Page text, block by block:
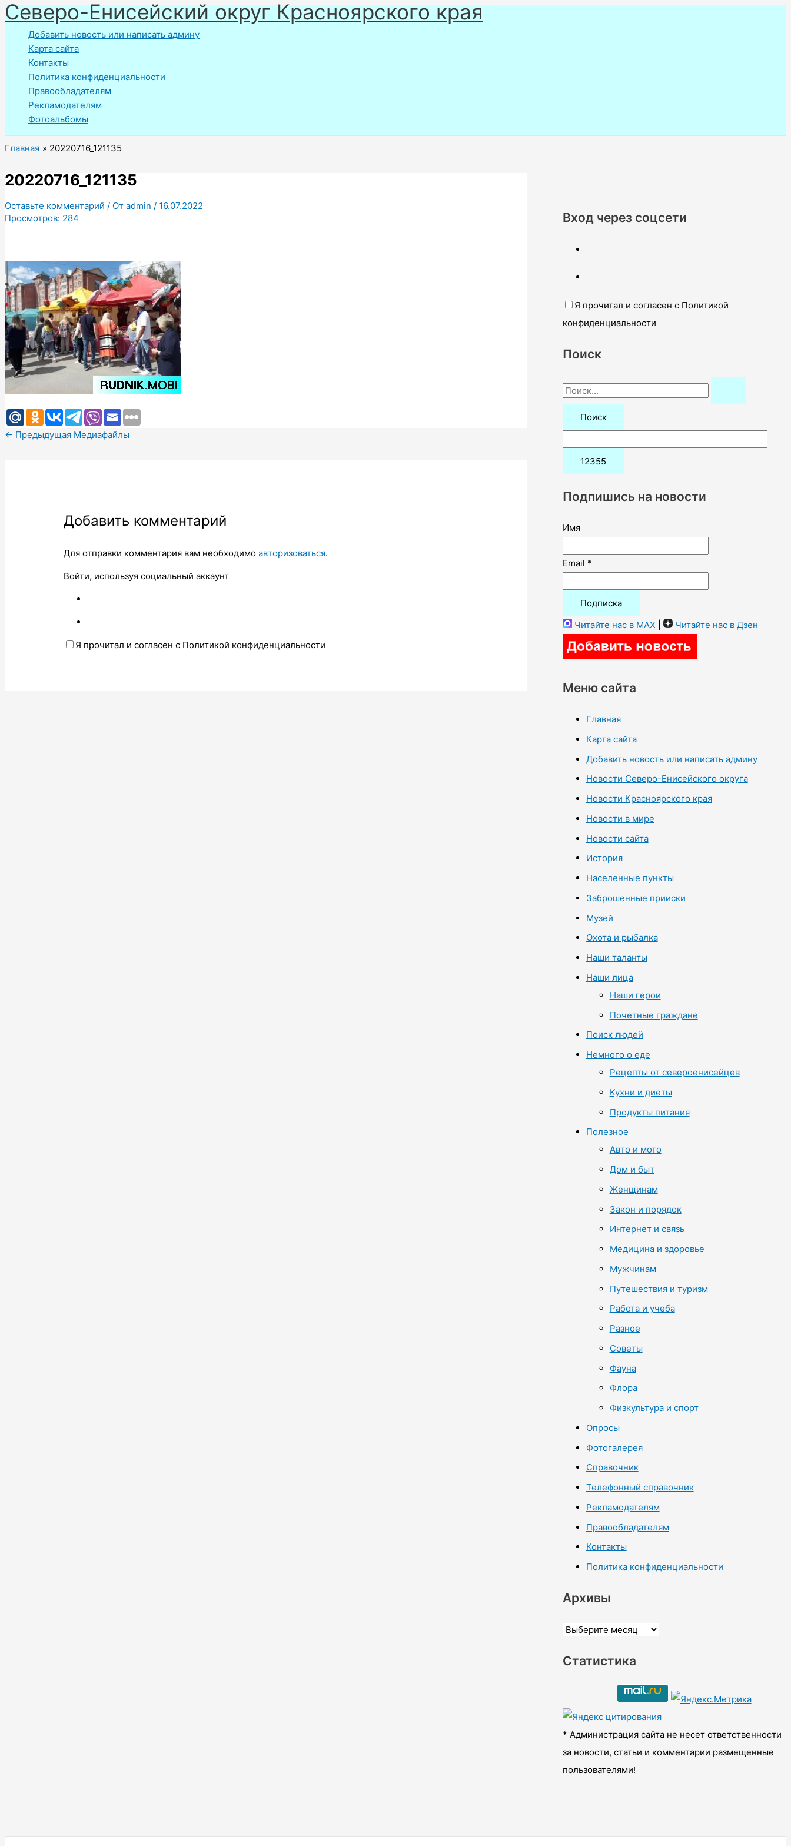
Перейти
к
содержимому
Северо-Енисейский округ Красноярского края
Добавить новость или написать админу
Карта сайта
Контакты
Политика конфиденциальности
Правообладателям
Рекламодателям
Фотоальбомы
Главная 20220716_121135
20220716_121135
Оставьте комментарий / От admin / 16.07.2022
Просмотров: 284
← Предыдущая Медиафайлы
Добавить комментарий
Для отправки комментария вам необходимоавторизоваться.
Войти, используя социальный аккаунт
Я прочитал и согласен с Политикой конфиденциальности
Вход через соцсети
Я прочитал и согласен с Политикой
конфиденциальности
Поиск
П
о
:
Подпишись на новости
Имя
Email *
Читайте нас в MAX Читайте нас в Дзен
Меню сайта
Главная
Карта сайта
Добавить новость или написать админу
Новости Северо-Енисейского округа
Новости Красноярского края
Новости в мире
Новости сайта
История
Населенные пункты
Заброшенные прииски
Музей
Охота и рыбалка
Наши таланты
Наши лица
Наши герои
Почетные граждане
Поиск людей
Немного о еде
Рецепты от североенисейцев
Кухни и диеты
Продукты питания
Полезное
Авто и мото
Дом и быт
Женщинам
Закон и порядок
Интернет и связь
Медицина и здоровье
Мужчинам
Путешествия и туризм
Работа и учеба
Разное
Советы
Фауна
Флора
Физкультура и спорт
Опросы
Фотогалерея
Справочник
Телефонный справочник
Рекламодателям
Правообладателям
Контакты
Политика конфиденциальности
Архивы
А
х
ы
Статистика
* Администрация сайта не несет ответственности
за новости, статьи и комментарии размещенные
пользователями!